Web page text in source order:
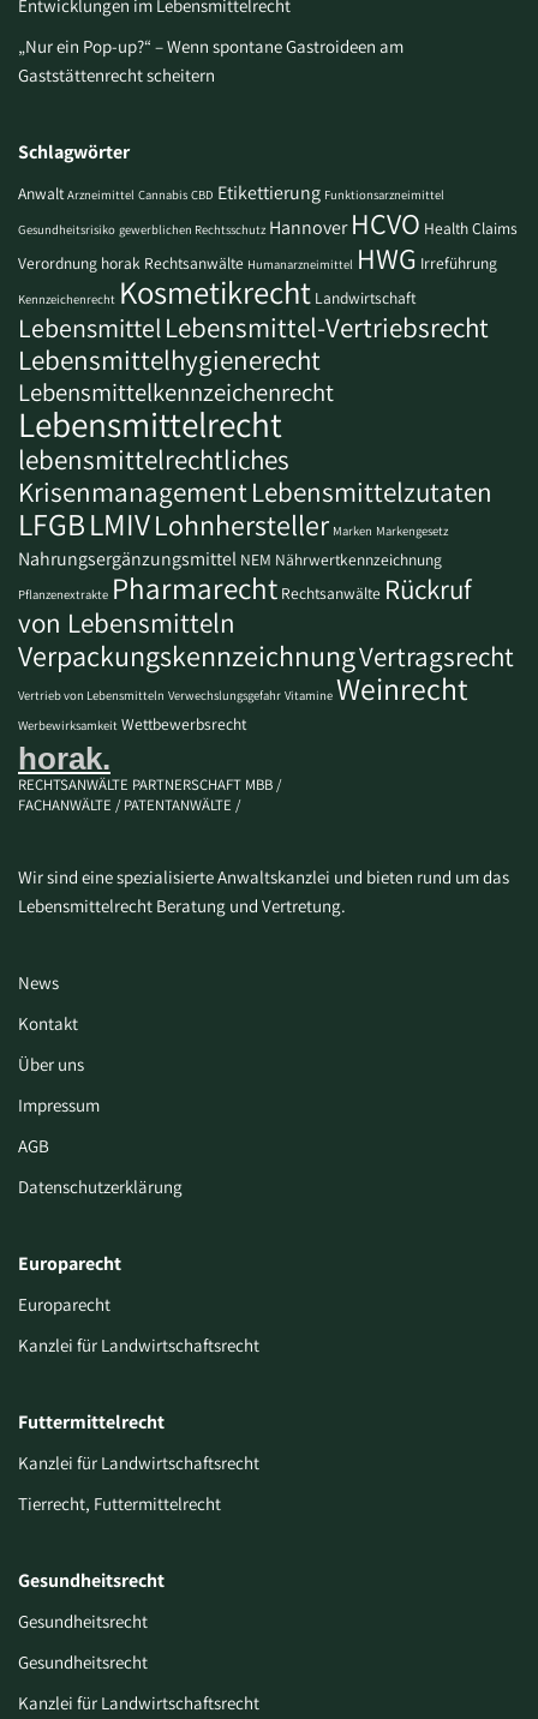
Entwicklungen im Lebensmittelrecht
„Nur ein Pop-up?“ – Wenn spontane Gastroideen am
Gaststättenrecht scheitern
Schlagwörter
Anwalt Arzneimittel Cannabis CBD Etikettierung Funktionsarzneimittel
Gesundheitsrisiko gewerblichen Rechtsschutz Hannover HCVO Health Claims
Verordnung horak Rechtsanwälte Humanarzneimittel HWG Irreführung
Kennzeichenrecht Kosmetikrecht Landwirtschaft
LebensmittelLebensmittel-Vertriebsrecht
Lebensmittelhygienerecht
Lebensmittelkennzeichenrecht
Lebensmittelrecht
lebensmittelrechtliches
KrisenmanagementLebensmittelzutaten
LFGBLMIVLohnhersteller Marken Markengesetz
Nahrungsergänzungsmittel NEM Nährwertkennzeichnung
Pflanzenextrakte Pharmarecht Rechtsanwälte Rückruf
von Lebensmitteln
VerpackungskennzeichnungVertragsrecht
Vertrieb von Lebensmitteln Verwechslungsgefahr Vitamine Weinrecht
Werbewirksamkeit Wettbewerbsrecht
horak.
RECHTSANWÄLTE PARTNERSCHAFT MBB /
FACHANWÄLTE / PATENTANWÄLTE /
Wir sind eine spezialisierte Anwaltskanzlei und bieten rund um das
Lebensmittelrecht Beratung und Vertretung.
News
Kontakt
Über uns
Impressum
AGB
Datenschutzerklärung
Europarecht
Europarecht
Kanzlei für Landwirtschaftsrecht
Futtermittelrecht
Kanzlei für Landwirtschaftsrecht
Tierrecht, Futtermittelrecht
Gesundheitsrecht
Gesundheitsrecht
Gesundheitsrecht
Kanzlei für Landwirtschaftsrecht